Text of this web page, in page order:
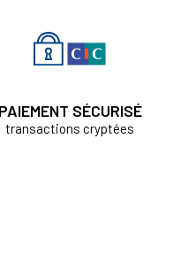
PAIEMENT SÉCURISÉ
transactions cryptées